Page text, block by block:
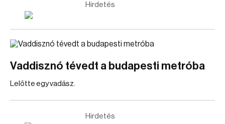
Hirdetés
Vaddisznó tévedt a budapesti metróba
Lelőtte egy vadász.
Hirdetés